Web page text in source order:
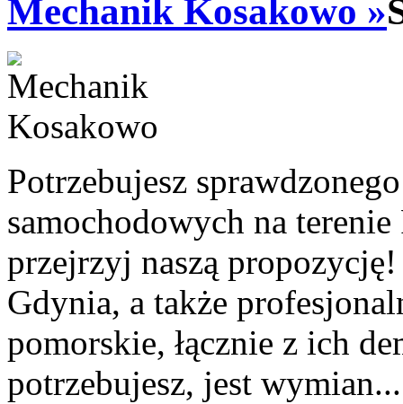
Mechanik Kosakowo »
Potrzebujesz
samochodowych na
przejrzyj naszą
Gdynia, a także
pomorskie, łącznie z ich
potrzebujesz, jest